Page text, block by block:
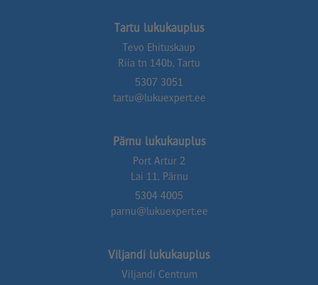
Tartu lukukauplus
Tevo Ehituskaup
Riia tn 140b, Tartu
5307 3051
tartu@lukuexpert.ee
Pärnu lukukauplus
Port Artur 2
Lai 11, Pärnu
5304 4005
parnu@lukuexpert.ee
Viljandi lukukauplus
Viljandi Centrum